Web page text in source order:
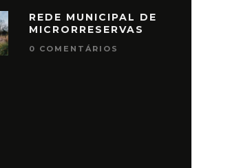
REDE MUNICIPAL DE
MICRORRESERVAS
0 COMENTÁRIOS